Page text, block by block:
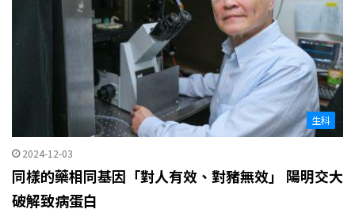
生科
2024-12-03
同樣的藥相同基因「對人有效、對豬無效」 陽明交大
破解致病蛋白